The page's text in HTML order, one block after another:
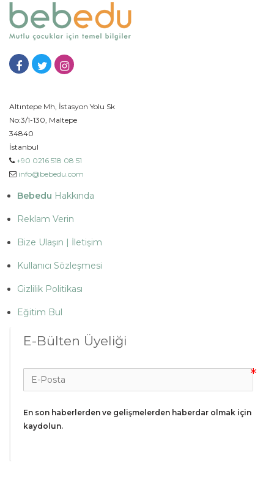
Altıntepe Mh, İstasyon Yolu Sk
No:3/1-130, Maltepe
34840
İstanbul
+90 0216 518 08 51
info@bebedu.com
Bebedu Hakkında
Reklam Verin
Bize Ulaşın | İletişim
Kullanıcı Sözleşmesi
Gizlilik Politikası
Eğitim Bul
E-Bülten Üyeliği
En son haberlerden ve gelişmelerden haberdar olmak için
kaydolun.